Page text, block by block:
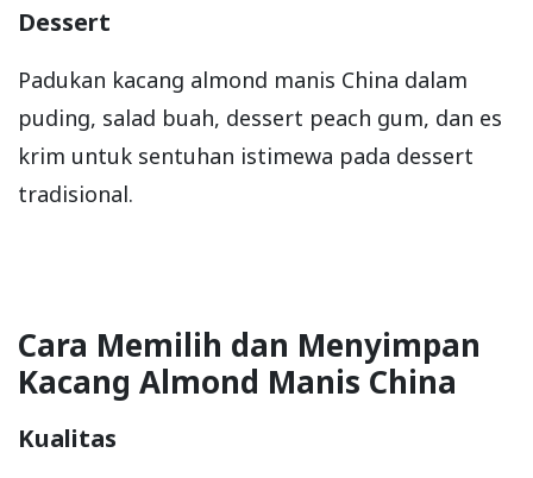
Dessert
Padukan kacang almond manis China dalam
puding, salad buah, dessert peach gum, dan es
krim untuk sentuhan istimewa pada dessert
tradisional.
Cara Memilih dan Menyimpan
Kacang Almond Manis China
Kualitas